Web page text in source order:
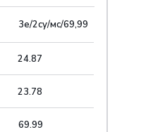
3е/2су/мс/69,99
24.87
23.78
69.99